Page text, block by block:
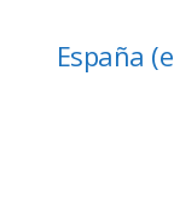
España